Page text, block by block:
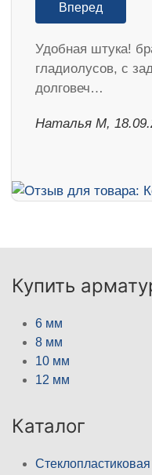
Вперед
Удобная штука!
гладиолусов, с
долговеч…
Наталья М,
Купить
6 мм
8 мм
10 мм
12 мм
Каталог